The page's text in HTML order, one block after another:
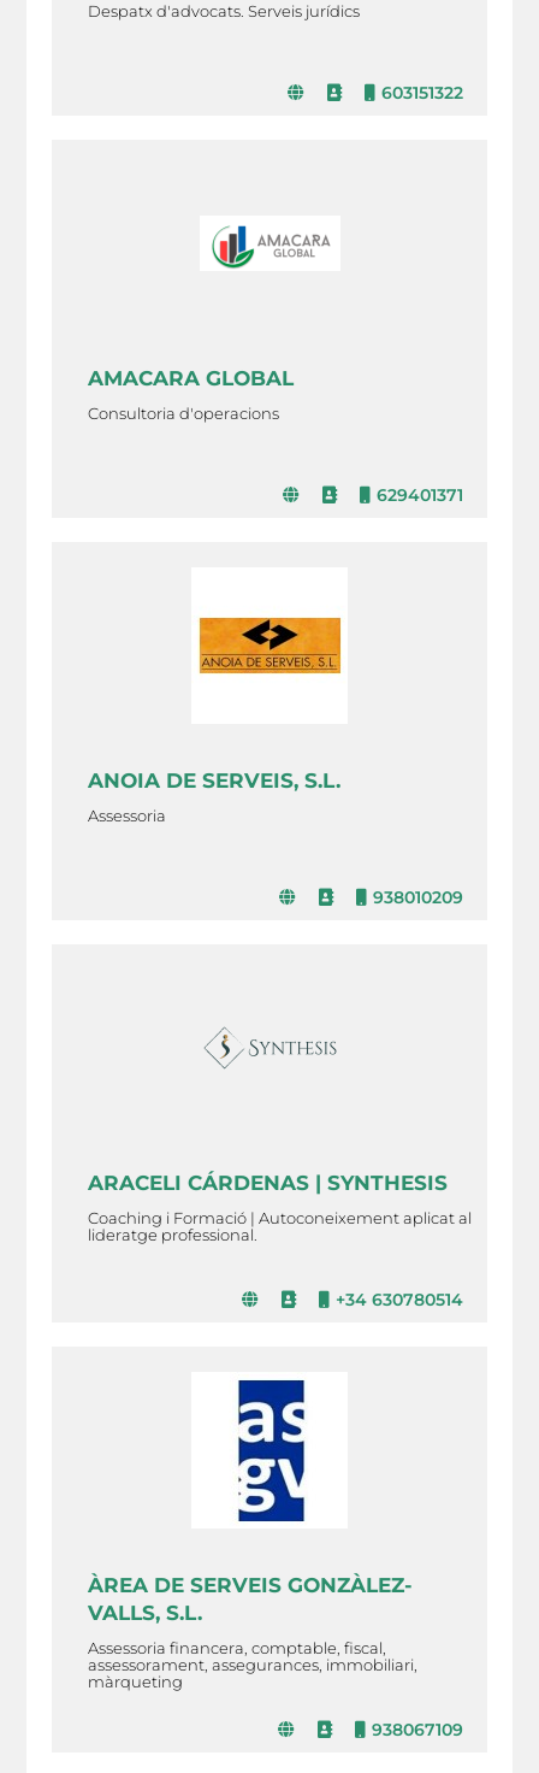
Despatx d'advocats. Serveis jurídics
603151322
AMACARA GLOBAL
Consultoria d'operacions
629401371
ANOIA DE SERVEIS, S.L.
Assessoria
938010209
ARACELI CÁRDENAS | SYNTHESIS
Coaching i Formació | Autoconeixement aplicat al
lideratge professional.
+34 630780514
ÀREA DE SERVEIS GONZÀLEZ-
VALLS, S.L.
Assessoria financera, comptable, fiscal,
assessorament, assegurances, immobiliari,
màrqueting
938067109